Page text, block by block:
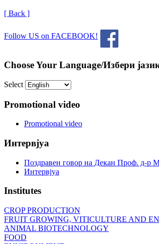
[ Back ]
Follow US on FACEBOOK!
Choose Your Language/Избери
Select
Promotional video
Promotional video
Интервјуа
Поздравен говор на Декан Проф. д-р
Интервјуа
Institutes
CROP PRODUCTION
FRUIT GROWING, VITICULTURE AND
ANIMAL BIOTECHNOLOGY
FOOD